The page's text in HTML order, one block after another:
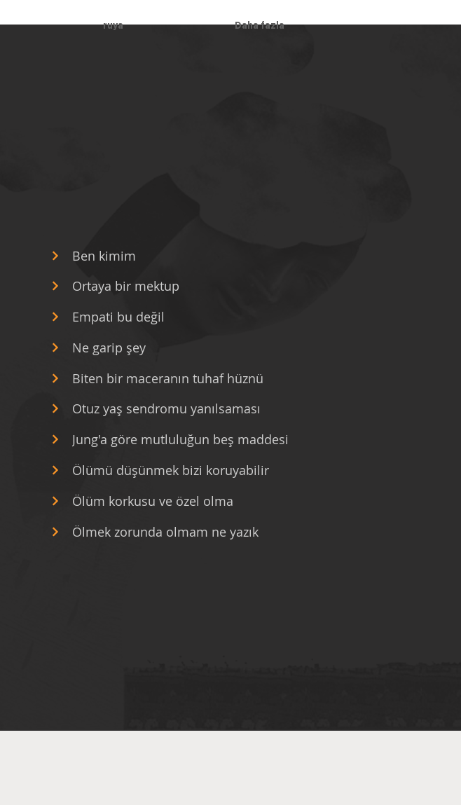
ruya Daha fazla
Ben kimim
Ortaya bir mektup
Empati bu değil
Ne garip şey
Biten bir maceranın tuhaf hüznü
Otuz yaş sendromu yanılsaması
Jung'a göre mutluluğun beş maddesi
Ölümü düşünmek bizi koruyabilir
Ölüm korkusu ve özel olma
Ölmek zorunda olmam ne yazık